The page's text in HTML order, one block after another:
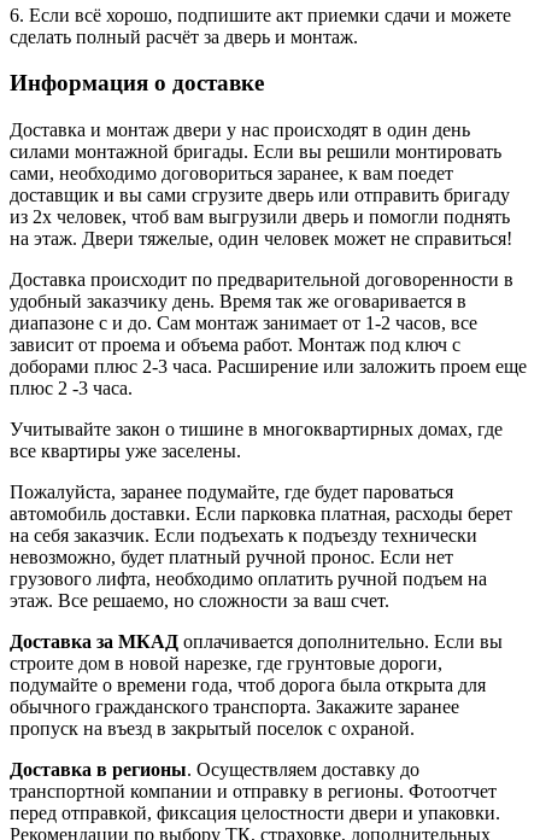
6. Если всё хорошо, подпишите акт приемки сдачи и можете
сделать полный расчёт за дверь и монтаж.
Информация о доставке
Доставка и монтаж двери у нас происходят в один день
силами монтажной бригады. Если вы решили монтировать
сами, необходимо договориться заранее, к вам поедет
доставщик и вы сами сгрузите дверь или отправить бригаду
из 2х человек, чтоб вам выгрузили дверь и помогли поднять
на этаж. Двери тяжелые, один человек может не справиться!
Доставка происходит по предварительной договоренности в
удобный заказчику день. Время так же оговаривается в
диапазоне с и до. Сам монтаж занимает от 1-2 часов, все
зависит от проема и объема работ. Монтаж под ключ с
доборами плюс 2-3 часа. Расширение или заложить проем еще
плюс 2 -3 часа.
Учитывайте закон о тишине в многоквартирных домах, где
все квартиры уже заселены.
Пожалуйста, заранее подумайте, где будет пароваться
автомобиль доставки. Если парковка платная, расходы берет
на себя заказчик. Если подъехать к подъезду технически
невозможно, будет платный ручной пронос. Если нет
грузового лифта, необходимо оплатить ручной подъем на
этаж. Все решаемо, но сложности за ваш счет.
Доставка за МКАД оплачивается дополнительно. Если вы
строите дом в новой нарезке, где грунтовые дороги,
подумайте о времени года, чтоб дорога была открыта для
обычного гражданского транспорта. Закажите заранее
пропуск на въезд в закрытый поселок с охраной.
Доставка в регионы. Осуществляем доставку до
транспортной компании и отправку в регионы. Фотоотчет
перед отправкой, фиксация целостности двери и упаковки.
Рекомендации по выбору ТК, страховке, дополнительных